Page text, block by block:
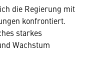
die Regierung mit
konfrontiert.
starkes
Wachstum